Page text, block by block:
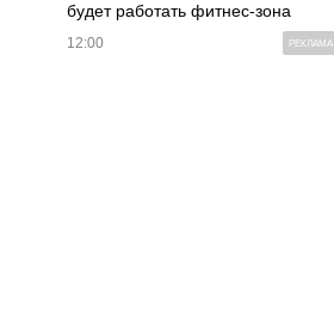
будет работать фитнес-зона
12:00 РЕКЛАМА